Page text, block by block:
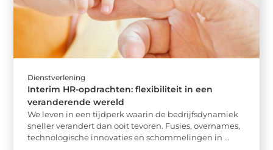
Dienstverlening
Interim HR-opdrachten: flexibiliteit in een
veranderende wereld
We leven in een tijdperk waarin de bedrijfsdynamiek
sneller verandert dan ooit tevoren. Fusies, overnames,
technologische innovaties en schommelingen in ...